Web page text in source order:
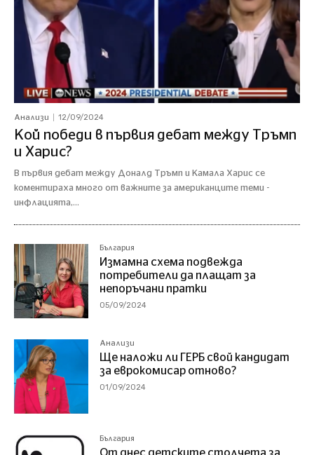
Анализи 12/09/2024
Кой победи в първия дебат между Тръмп
и Харис?
В първия дебат между Доналд Тръмп и Камала Харис се
коментираха много от важните за американците теми -
инфлацията,...
България
Измамна схема подвежда
потребители да плащат за
непоръчани пратки
05/09/2024
Анализи
Ще наложи ли ГЕРБ свой кандидат
за еврокомисар отново?
01/09/2024
България
От днес детските столчета за